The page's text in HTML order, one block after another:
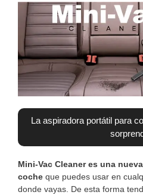
La aspiradora portátil para
Mini-Vac Cleaner es una
coche que puedes usar en
donde vayas. De esta forma